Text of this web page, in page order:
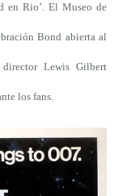
en Rio’. El Museo de
Bond abierta al
Lewis Gilbert
los fans.